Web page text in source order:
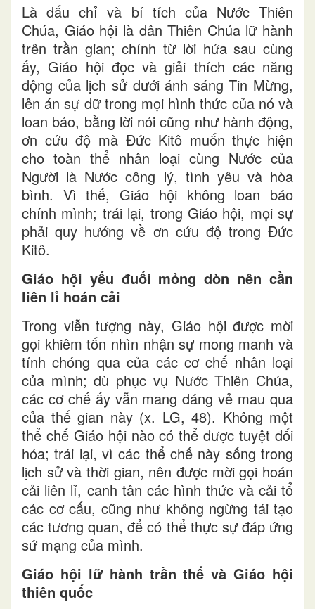
Là dấu chỉ và bí tích của Nước Thiên
Chúa, Giáo hội là dân Thiên Chúa lữ hành
trên trần gian; chính từ lời hứa sau cùng
ấy, Giáo hội đọc và giải thích các năng
động của lịch sử dưới ánh sáng Tin Mừng,
lên án sự dữ trong mọi hình thức của nó và
loan báo, bằng lời nói cũng như hành động,
ơn cứu độ mà Đức Kitô muốn thực hiện
cho toàn thể nhân loại cùng Nước của
Người là Nước công lý, tình yêu và hòa
bình. Vì thế, Giáo hội không loan báo
chính mình; trái lại, trong Giáo hội, mọi sự
phải quy hướng về ơn cứu độ trong Đức
Kitô.
Giáo hội yếu đuối mỏng dòn nên cần
liên lỉ hoán cải
Trong viễn tượng này, Giáo hội được mời
gọi khiêm tốn nhìn nhận sự mong manh và
tính chóng qua của các cơ chế nhân loại
của mình; dù phục vụ Nước Thiên Chúa,
các cơ chế ấy vẫn mang dáng vẻ mau qua
của thế gian này (x. LG, 48). Không một
thể chế Giáo hội nào có thể được tuyệt đối
hóa; trái lại, vì các thể chế này sống trong
lịch sử và thời gian, nên được mời gọi hoán
cải liên lỉ, canh tân các hình thức và cải tổ
các cơ cấu, cũng như không ngừng tái tạo
các tương quan, để có thể thực sự đáp ứng
sứ mạng của mình.
Giáo hội lữ hành trần thế và Giáo hội
thiên quốc